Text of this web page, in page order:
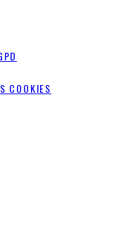
COOKIES